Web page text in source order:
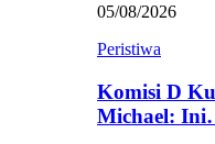
05/08/2026
Peristiwa
Komisi D
Michael: